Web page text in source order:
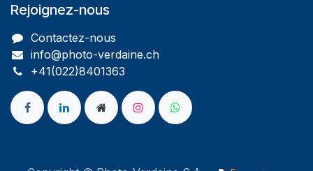
Rejoignez-nous
Contactez-nous
info@photo-verdaine.ch​
​​+41(022)8401363